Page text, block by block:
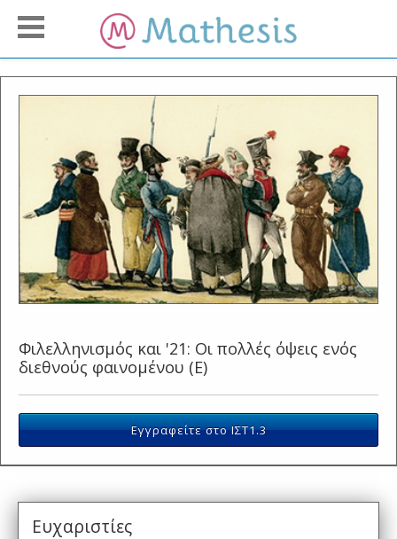
Φιλελληνισμός και '21: Οι πολλές όψεις ενός
διεθνούς φαινομένου (Ε)
Εγγραφείτε στο ΙΣΤ1.3
Ευχαριστίες